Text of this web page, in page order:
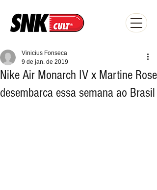
Nike Air Monarch IV x Martine Rose
desembarca essa semana ao Brasil
Vinicius Fonseca
9 de jan. de 2019